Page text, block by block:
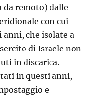
da remoto) dalle
con cui
che isolate a
di Israele non
in discarica.
in questi anni,
e